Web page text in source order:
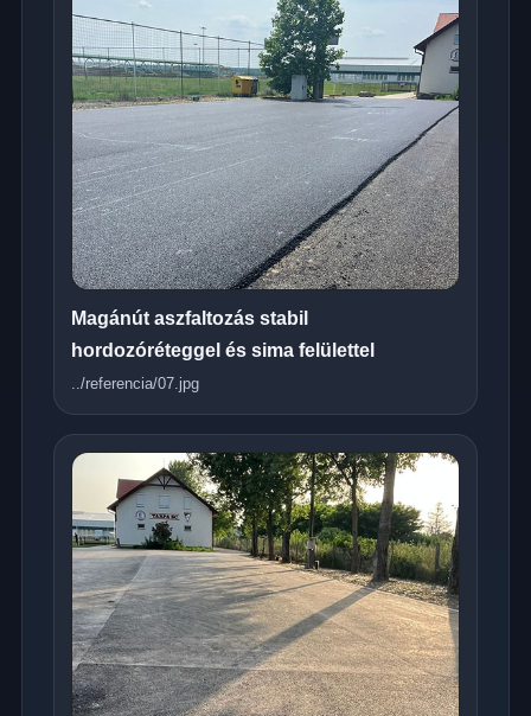
Magánút aszfaltozás stabil
hordozóréteggel és sima felülettel
../referencia/07.jpg